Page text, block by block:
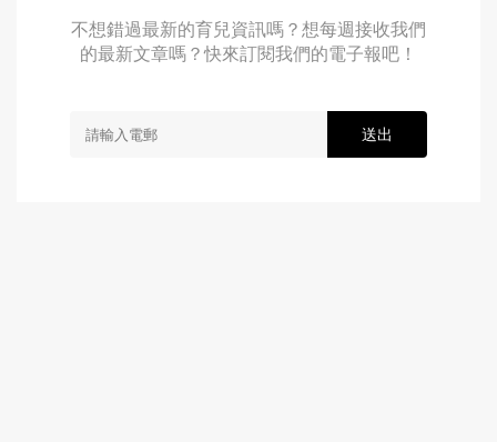
不想錯過最新的育兒資訊嗎？想每週接收我們
的最新文章嗎？快來訂閱我們的電子報吧！
送出